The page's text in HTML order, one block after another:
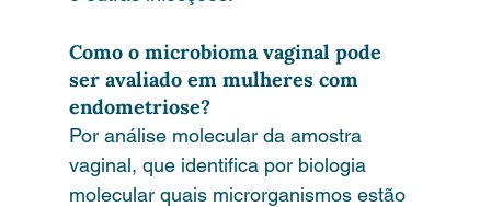
Como o microbioma vaginal pode
ser avaliado em mulheres com
endometriose?
Por análise molecular da amostra
vaginal, que identifica por biologia
molecular quais microrganismos estão